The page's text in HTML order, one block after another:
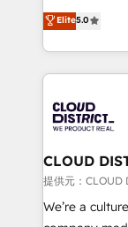
Inbound
Award for
expertise
Europe, with
we combine
help
500+
end
inbound and
creativity. Our
Portuguese,
that drive measurable
Elite5.0
CLOUD
提供元：CLOUD
We’re a